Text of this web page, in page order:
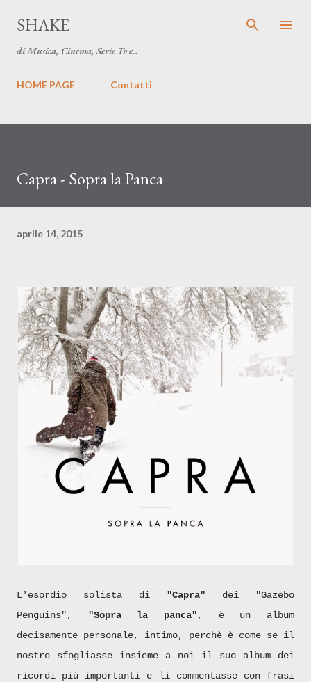
SHAKE
di Musica, Cinema, Serie Tv e..
HOME PAGE Contatti
Capra - Sopra la Panca
aprile 14, 2015
L'esordio solista di "Capra" dei "Gazebo
Penguins", "Sopra la panca", è un album
decisamente personale, intimo, perchè è come se il
nostro sfogliasse insieme a noi il suo album dei
ricordi più importanti e li commentasse con frasi